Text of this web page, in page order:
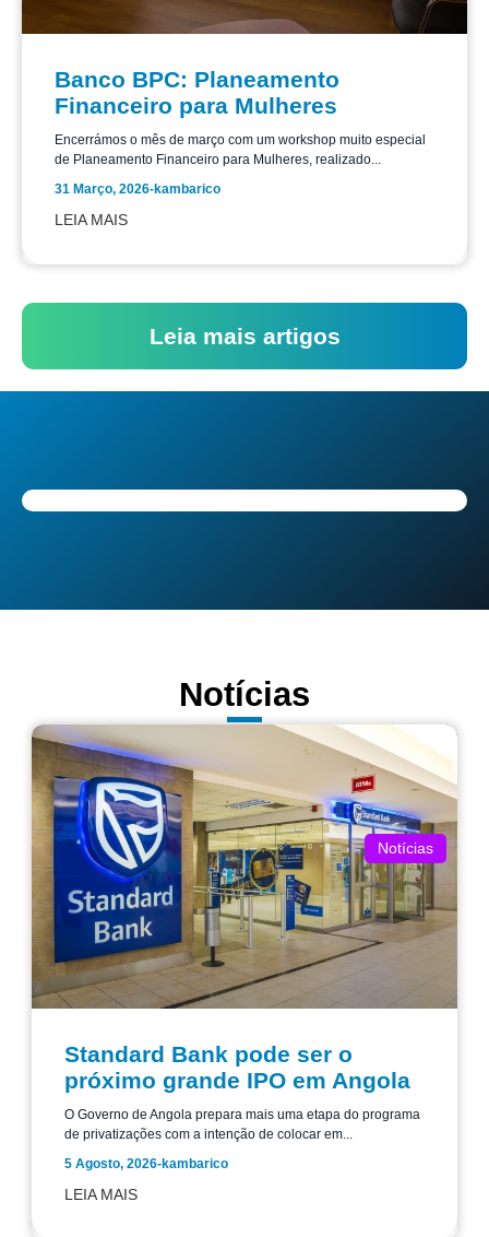
Banco BPC: Planeamento
Financeiro para Mulheres
Encerrámos o mês de março com um workshop muito especial
de Planeamento Financeiro para Mulheres, realizado...
31 Março, 2026-kambarico
LEIA MAIS
Leia mais artigos
Notícias
Notícias
Standard Bank pode ser o
próximo grande IPO em Angola
O Governo de Angola prepara mais uma etapa do programa
de privatizações com a intenção de colocar em...
5 Agosto, 2026-kambarico
LEIA MAIS